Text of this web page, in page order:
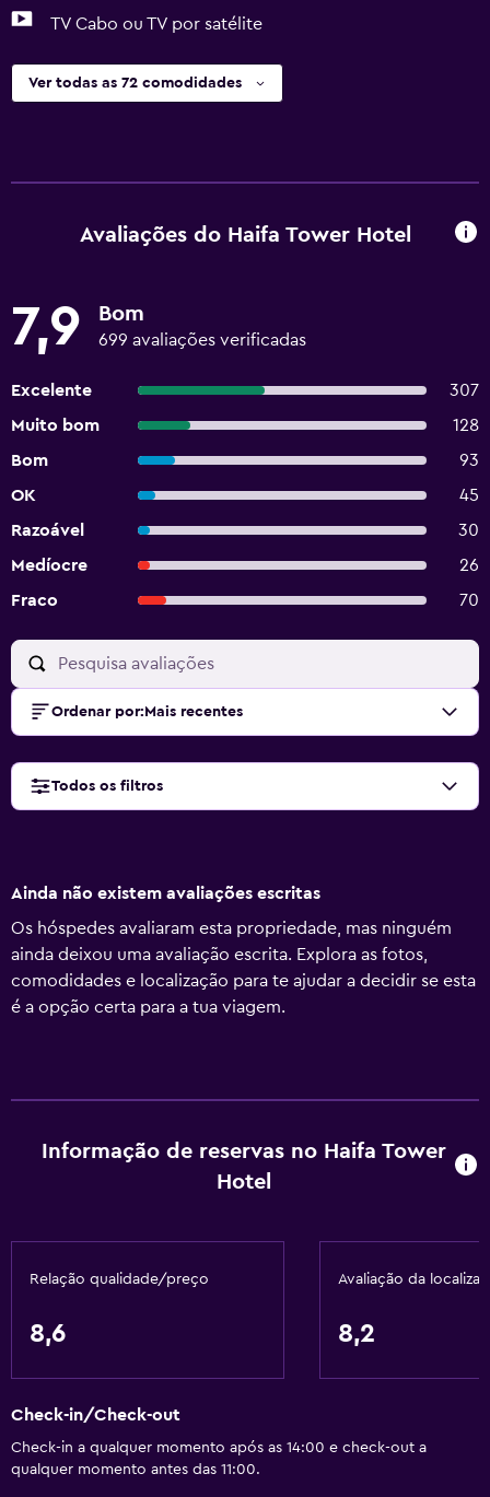
TV Cabo ou TV por satélite
Ver todas as 72 comodidades
Avaliações do Haifa Tower Hotel
7,9 Bom
699 avaliações verificadas
Excelente
307
Muito bom
128
Bom
93
OK
45
Razoável
30
Medíocre
26
Fraco
70
Ordenar por: Mais recentes
Todos os filtros
Ainda não existem avaliações escritas
Os hóspedes avaliaram esta propriedade, mas ninguém
ainda deixou uma avaliação escrita. Explora as fotos,
comodidades e localização para te ajudar a decidir se esta
é a opção certa para a tua viagem.
Informação de reservas no Haifa Tower
Hotel
Relação qualidade/preço
8,6
Avaliação da
8,2
Check-in/Check-out
Check-in a qualquer momento após as 14:00 e check-out a
qualquer momento antes das 11:00.